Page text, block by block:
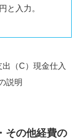
と入力。
その他経費の